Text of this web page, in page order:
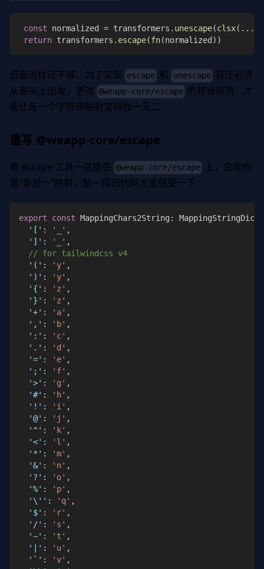
const normalized = transformers . unescape(clsx( ...
return transformers . escape(fn(normalized) )
但是这样还不够，为了实现 escape 和 unescape 我还必须
从源头上出发，更改 @weapp-core/escape 的转译规则，才
能让每一个字符串映射变得独一无二
重写 @weapp-core/escape
老 escape 工具一直挂在 @weapp-core/escape
上，它走的
是“多对一”映射，贴一段旧代码大家感受一下：
export const MappingChars2String :
'[' : '_' ,
']' : '_' ,
// for tailwindcss v4
'(' : 'y' ,
')' : 'y' ,
'{' : 'z' ,
'}' : 'z' ,
'+' : 'a' ,
',' : 'b' ,
':' : 'c' ,
'.' : 'd' ,
'=' : 'e' ,
';' : 'f' ,
'>' : 'g' ,
'#' : 'h' ,
'!' : 'i' ,
'@' : 'j' ,
'^' : 'k' ,
'<' : 'l' ,
'*' : 'm' ,
'&' : 'n' ,
'?' : 'o' ,
'%' : 'p' ,
'\'' : 'q' ,
'$' : 'r' ,
'/' : 's' ,
'~' : 't' ,
'|' : 'u' ,
'`' : 'v' ,